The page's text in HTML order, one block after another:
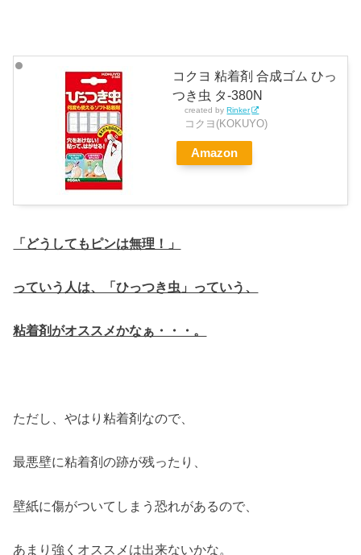
コクヨ 粘着剤 合成ゴム ひっ
つき虫 タ-380N
created byRinker
コクヨ(KOKUYO)
Amazon
「どうしてもピンは無理！」
っていう人は、「ひっつき虫」っていう、
粘着剤がオススメかなぁ・・・。
ただし、やはり粘着剤なので、
最悪壁に粘着剤の跡が残ったり、
壁紙に傷がついてしまう恐れがあるので、
あまり強くオススメは出来ないかな。